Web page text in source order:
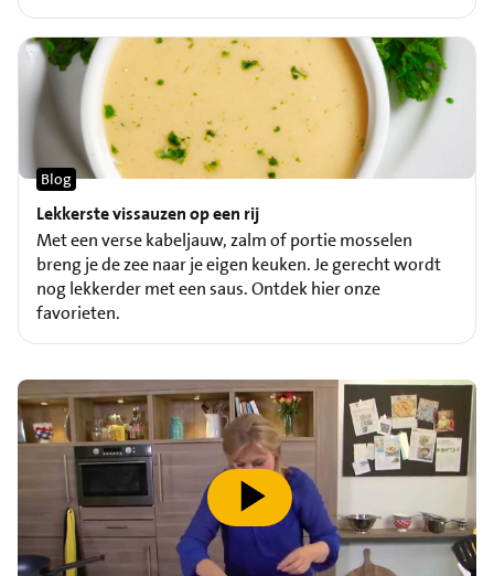
Lekkerste vissauzen op een rij
Blog
Met een verse kabeljauw, zalm of portie mosselen
breng je de zee naar je eigen keuken. Je gerecht wordt
nog lekkerder met een saus. Ontdek hier onze
favorieten.
speel video af